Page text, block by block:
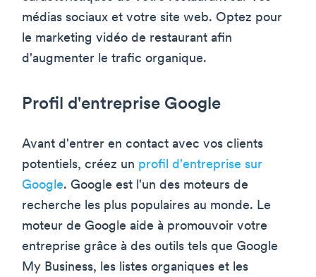
médias sociaux et votre site web. Optez pour
le marketing vidéo de restaurant afin
d'augmenter le trafic organique.
Profil d'entreprise Google
Avant d'entrer en contact avec vos clients
potentiels, créez un profil d'entreprise sur
Google. Google est l'un des moteurs de
recherche les plus populaires au monde. Le
moteur de Google aide à promouvoir votre
entreprise grâce à des outils tels que Google
My Business, les listes organiques et les